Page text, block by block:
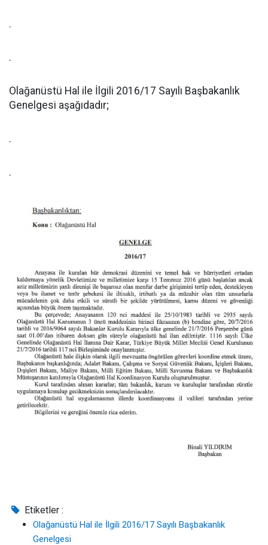
.
.
Olağanüstü Hal ile İlgili 2016/17 Sayılı Başbakanlık
Genelgesi aşağıdadır;
.
.
Etiketler :
Olağanüstü Hal ile İlgili 2016/17 Sayılı Başbakanlık
Genelgesi